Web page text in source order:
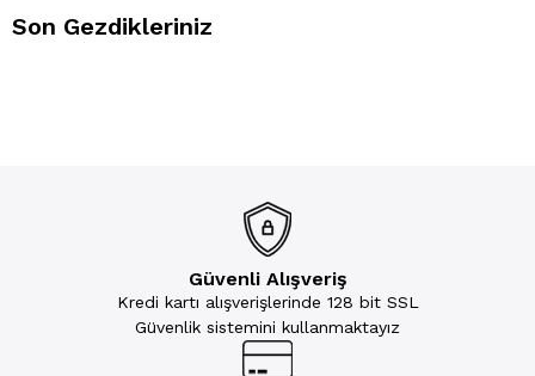
Son Gezdikleriniz
Güvenli Alışveriş
Kredi kartı alışverişlerinde 128 bit SSL
Güvenlik sistemini kullanmaktayız